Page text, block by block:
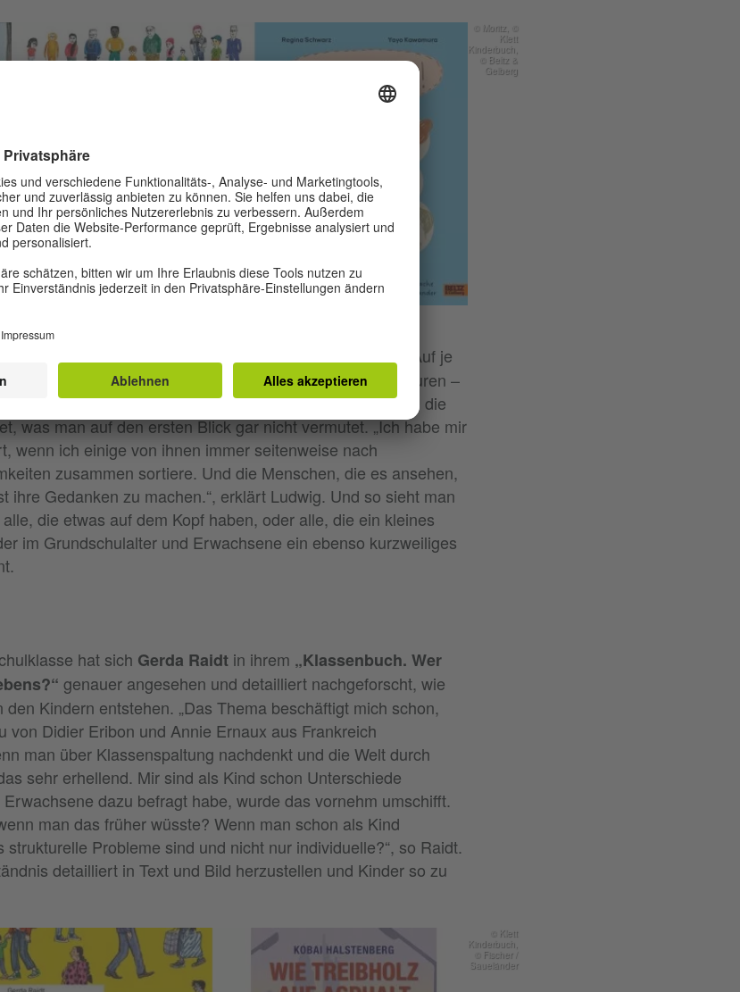
© Moritz, ©
Klett
Kinderbuch,
© Beltz &
Gelberg
ganz anders und legt mit
ein Werk vor, dem eine geniale Idee zugrunde liegt. Auf je
versammelt sie insgesamt 56 ganz unterschiedliche Figuren –
sortiert auf dem Vor- und Nachsatzpapier zu sehen –, die
was man auf den ersten Blick gar nicht vermutet. „Ich habe mir
wenn ich einige von ihnen immer seitenweise nach
zusammen sortiere. Und die Menschen, die es ansehen,
ihre Gedanken zu machen.“, erklärt Ludwig. Und so sieht man
die etwas auf dem Kopf haben, oder alle, die ein kleines
im Grundschulalter und Erwachsene ein ebenso kurzweiliges
hat sich Gerda Raidt in ihrem „Klassenbuch. Wer
genauer angesehen und detailliert nachgeforscht, wie
Kindern entstehen. „Das Thema beschäftigt mich schon,
von Didier Eribon und Annie Ernaux aus Frankreich
man über Klassenspaltung nachdenkt und die Welt durch
sehr erhellend. Mir sind als Kind schon Unterschiede
dazu befragt habe, wurde das vornehm umschifft.
man das früher wüsste? Wenn man schon als Kind
Probleme sind und nicht nur individuelle?“, so Raidt.
detailliert in Text und Bild herzustellen und Kinder so zu
© Klett
Kinderbuch,
© Fischer /
Saueländer